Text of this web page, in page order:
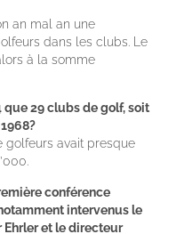
an mal an une
dans les clubs. Le
à la somme
que 29 clubs de golf, soit
golfeurs avait presque
conférence
intervenus le
et le directeur